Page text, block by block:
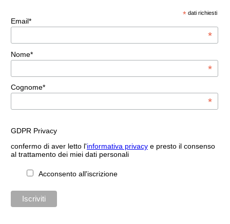
* dati richiesti
Email*
*
Nome*
*
Cognome*
*
GDPR Privacy
confermo di aver letto l'informativa privacye presto il consenso
al trattamento dei miei dati personali
Acconsento all'iscrizione